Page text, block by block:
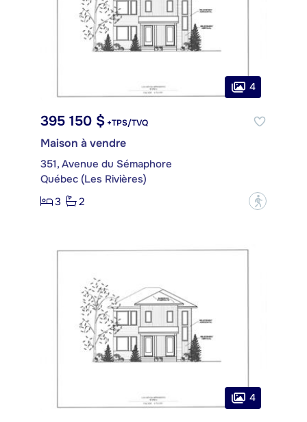
4
395 150 $ +TPS/TVQ
Maison à vendre
351, Avenue du Sémaphore
Québec (Les Rivières)
3
2 ?
4